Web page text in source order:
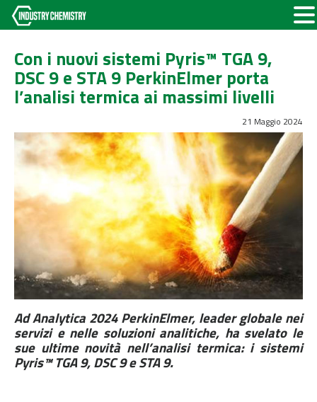
Con i nuovi sistemi Pyris™ TGA 9,
DSC 9 e STA 9 PerkinElmer porta
l’analisi termica ai massimi livelli
21 Maggio 2024
Ad Analytica 2024 PerkinElmer, leader globale nei
servizi e nelle soluzioni analitiche, ha svelato le
sue ultime novità nell’analisi termica: i sistemi
Pyris™ TGA 9, DSC 9 e STA 9.